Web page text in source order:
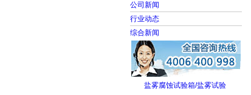
公司新闻
行业动态
综合新闻
盐雾腐蚀试验箱/盐雾试验